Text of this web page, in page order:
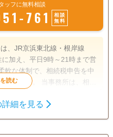
ッフに無料相談
761
相談
無料
、JR京浜東北線・根岸線
に加え、平日9時～21時まで営
軟な体制で、相続税申告を中
事務所は、相続
航しているケースなど、複雑
産調査
細を見る